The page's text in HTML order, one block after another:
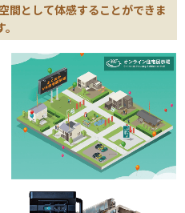
間として体感することができま
。